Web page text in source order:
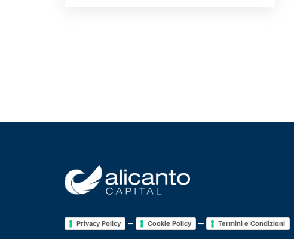
Privacy Policy – Cookie Policy – Termini e Condizioni